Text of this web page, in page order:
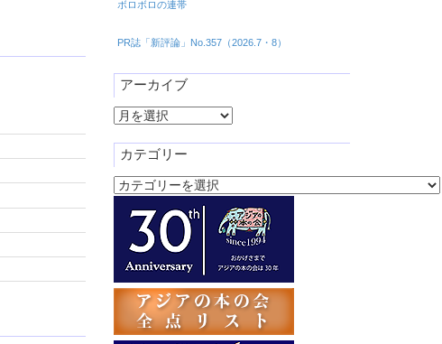
ボロボロの連帯
PR誌「新評論」No.357（2026.7・8）
アーカイブ
ア
カ
イ
ブ
カテゴリー
カ